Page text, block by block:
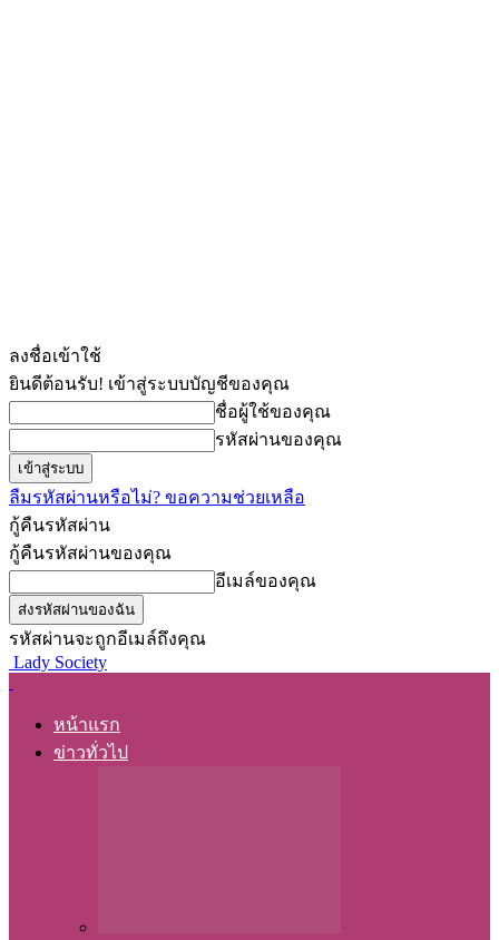
ลงชื่อเข้าใช้
ยินดีต้อนรับ! เข้าสู่ระบบบัญชีของคุณ
ชื่อผู้ใช้ของคุณ
รหัสผ่านของคุณ
ลืมรหัสผ่านหรือไม่? ขอความช่วยเหลือ
กู้คืนรหัสผ่าน
กู้คืนรหัสผ่านของคุณ
อีเมล์ของคุณ
รหัสผ่านจะถูกอีเมล์ถึงคุณ
Lady Society
หน้าแรก
ข่าวทั่วไป